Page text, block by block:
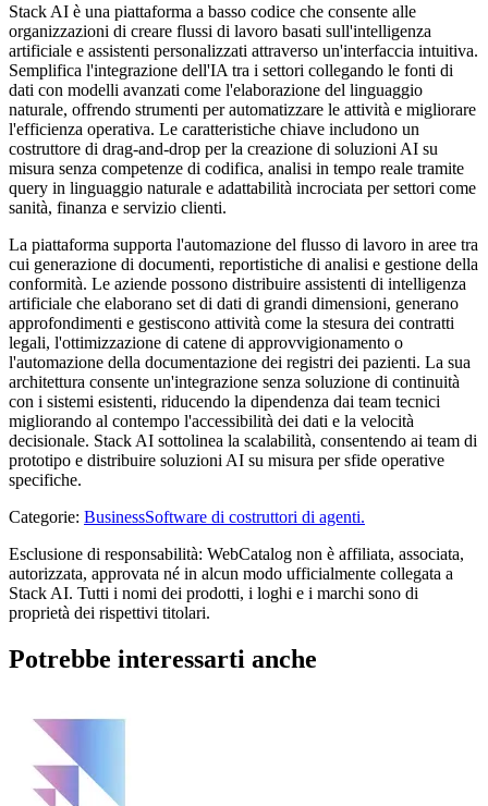
Stack AI è una piattaforma a basso codice che consente alle
organizzazioni di creare flussi di lavoro basati sull'intelligenza
artificiale e assistenti personalizzati attraverso un'interfaccia intuitiva.
Semplifica l'integrazione dell'IA tra i settori collegando le fonti di
dati con modelli avanzati come l'elaborazione del linguaggio
naturale, offrendo strumenti per automatizzare le attività e migliorare
l'efficienza operativa. Le caratteristiche chiave includono un
costruttore di drag-and-drop per la creazione di soluzioni AI su
misura senza competenze di codifica, analisi in tempo reale tramite
query in linguaggio naturale e adattabilità incrociata per settori come
sanità, finanza e servizio clienti.
La piattaforma supporta l'automazione del flusso di lavoro in aree tra
cui generazione di documenti, reportistiche di analisi e gestione della
conformità. Le aziende possono distribuire assistenti di intelligenza
artificiale che elaborano set di dati di grandi dimensioni, generano
approfondimenti e gestiscono attività come la stesura dei contratti
legali, l'ottimizzazione di catene di approvvigionamento o
l'automazione della documentazione dei registri dei pazienti. La sua
architettura consente un'integrazione senza soluzione di continuità
con i sistemi esistenti, riducendo la dipendenza dai team tecnici
migliorando al contempo l'accessibilità dei dati e la velocità
decisionale. Stack AI sottolinea la scalabilità, consentendo ai team di
prototipo e distribuire soluzioni AI su misura per sfide operative
specifiche.
Categorie: BusinessSoftware di costruttori di agenti.
Esclusione di responsabilità: WebCatalog non è affiliata, associata,
autorizzata, approvata né in alcun modo ufficialmente collegata a
Stack AI. Tutti i nomi dei prodotti, i loghi e i marchi sono di
proprietà dei rispettivi titolari.
Potrebbe interessarti anche